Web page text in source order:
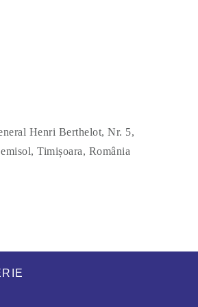
Henri Berthelot, Nr. 5,
Timișoara, România